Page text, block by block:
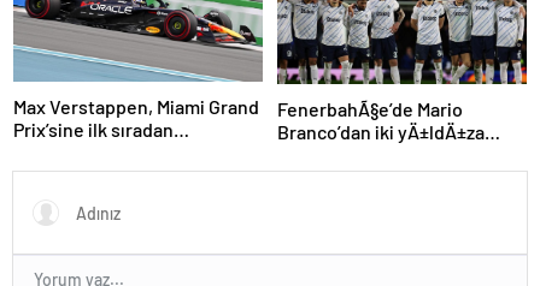
Max Verstappen, Miami Grand
Prix’sine ilk sıradan
FenerbahÃ§e’de Mario
Branco’dan iki yÄ±ldÄ±za
sezon yoksunuz”